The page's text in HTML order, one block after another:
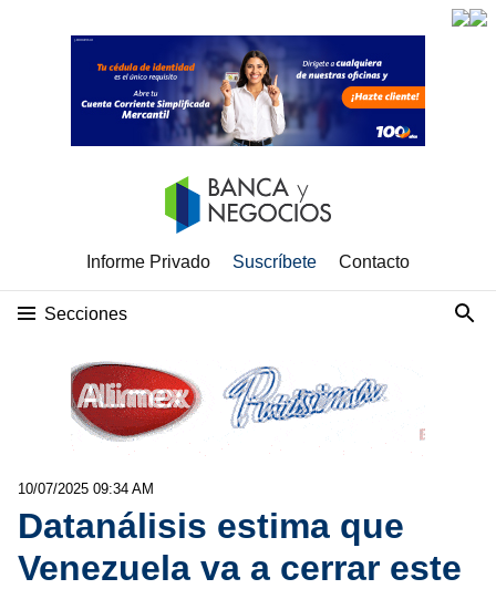
Informe Privado Suscríbete Contacto
Secciones
10/07/2025 09:34 AM
Datanálisis estima que
Venezuela va a cerrar este